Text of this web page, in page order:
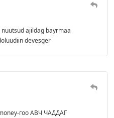
ajildag bayrmaa
devesger
гоо АВЧ ЧАДДАГ